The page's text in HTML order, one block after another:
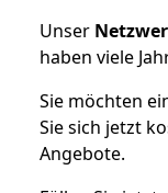
Unser
haben viele
Sie möchten
Sie sich jetzt
Angebote.